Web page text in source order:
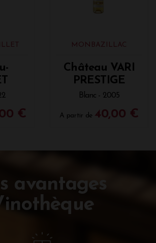
€
MONBAZILLAC
Château VARI
PRESTIGE
Blanc - 2005
A partir de 40,00 €
avantages